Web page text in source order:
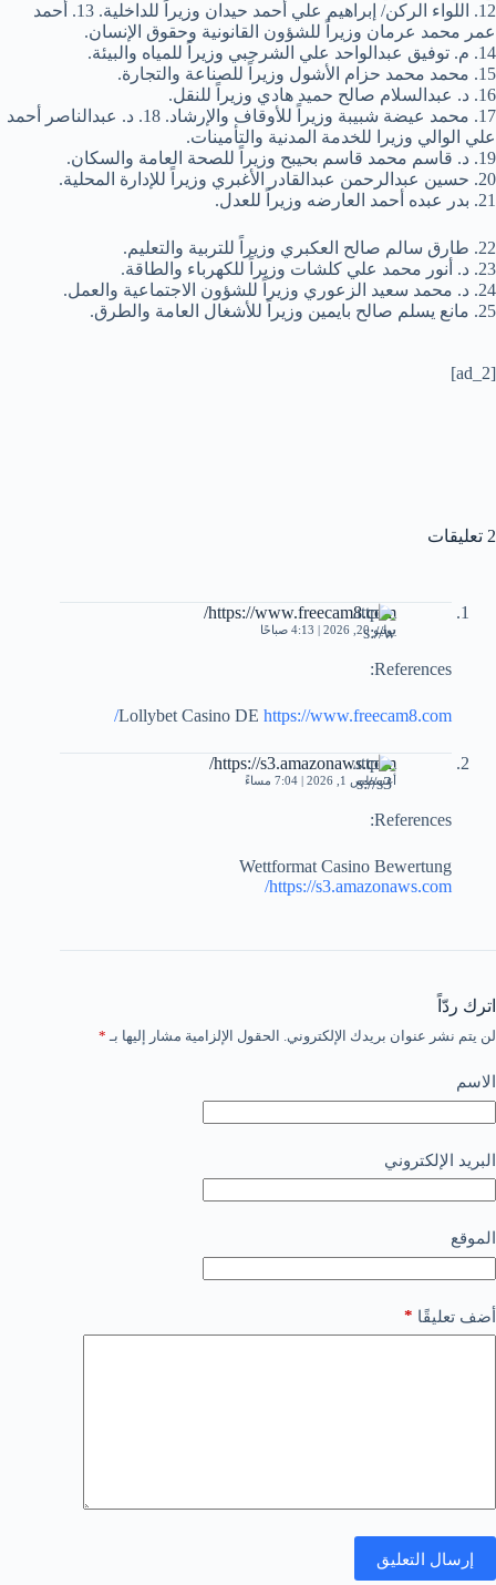
12. اللواء الركن/ إبراهيم علي أحمد حيدان وزيراً للداخلية. 13. أحمد
عمر محمد عرمان وزيراً للشؤون القانونية وحقوق الإنسان.
14. م. توفيق عبدالواحد علي الشرجبي وزيراً للمياه والبيئة.
15. محمد محمد حزام الأشول وزيراً للصناعة والتجارة.
16. د. عبدالسلام صالح حميد هادي وزيراً للنقل.
17. محمد عيضة شبيبة وزيراً للأوقاف والإرشاد. 18. د. عبدالناصر أحمد
علي الوالي وزيرا للخدمة المدنية والتأمينات.
19. د. قاسم محمد قاسم بحيبح وزيراً للصحة العامة والسكان.
20. حسين عبدالرحمن عبدالقادر الأغبري وزيراً للإدارة المحلية.
21. بدر عبده أحمد العارضه وزيراً للعدل.
22. طارق سالم صالح العكبري وزيراً للتربية والتعليم.
23. د. أنور محمد علي كلشات وزيراً للكهرباء والطاقة.
24. د. محمد سعيد الزعوري وزيراً للشؤون الاجتماعية والعمل.
25. مانع يسلم صالح بايمين وزيراً للأشغال العامة والطرق.
[ad_2]
2 تعليقات
https://www.freecam8.com/
يوليو 20, 2026 | 4:13 صباحًا
References:
Lollybet Casino DE https://www.freecam8.com/
https://s3.amazonaws.com/
أغسطس 1, 2026 | 7:04 مساءً
References:
Wettformat Casino Bewertung
https://s3.amazonaws.com/
اترك ردّاً
لن يتم نشر عنوان بريدك الإلكتروني. الحقول الإلزامية مشار إليها بـ *
الاسم
البريد الإلكتروني
الموقع
أضف تعليقًا *
إرسال التعليق